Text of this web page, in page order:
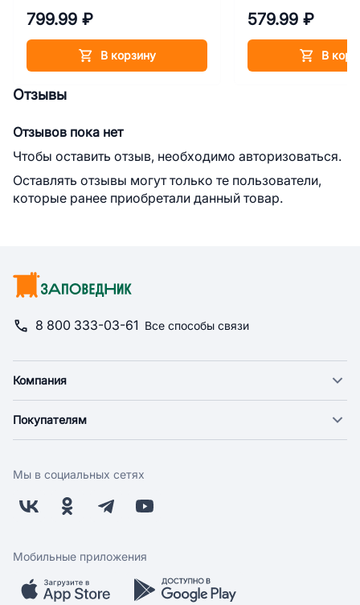
799.99 ₽
В корзину
579.99 ₽
В
Отзывы
Отзывов пока нет
Чтобы оставить отзыв, необходимо авторизоваться.
Оставлять отзывы могут только те пользователи,
которые ранее приобретали данный товар.
8 800 333-03-61 Все способы связи
Компания
Новости
Поставщикам
Заводчикам
Обратная связь
Покупателям
Оплата
Бонусная программа
Скидки и акции
Мобильное приложение
Мы в социальных сетях
Мобильные приложения